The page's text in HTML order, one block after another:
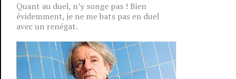
Quant au duel, n’y songe pas ! Bien
évidemment, je ne me bats pas en duel
avec un renégat.